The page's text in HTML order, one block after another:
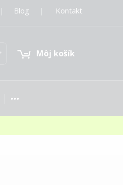
Blog Kontakt
Môj košík